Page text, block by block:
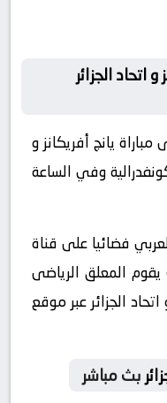
اتحاد الجزائر
يانج أفريكانز و
وفي الساعة
فضائيا على قناة
المعلق الرياضى
اتحاد الجزائر عبر موقع
بث مباشر